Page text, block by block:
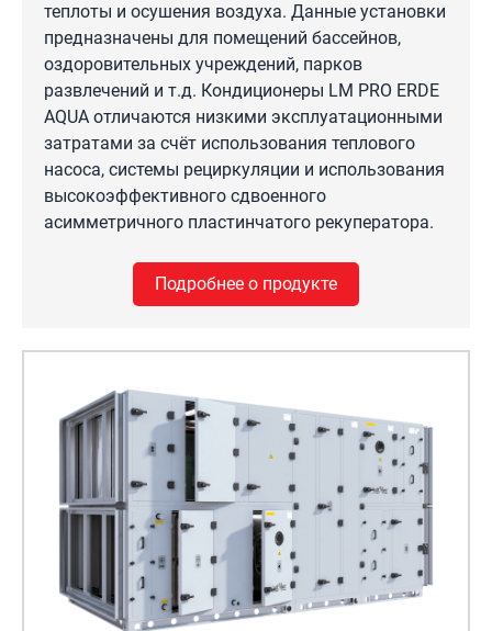
теплоты и осушения воздуха. Данные установки
предназначены для помещений бассейнов,
оздоровительных учреждений, парков
развлечений и т.д. Кондиционеры LM PRO ERDE
AQUA отличаются низкими эксплуатационными
затратами за счёт использования теплового
насоса, системы рециркуляции и использования
высокоэффективного сдвоенного
асимметричного пластинчатого рекуператора.
Подробнее о продукте